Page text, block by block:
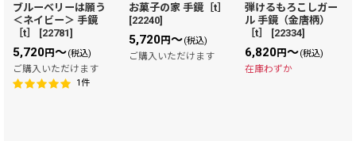
ブルーベリーは願う
＜ネイビー＞ 手鏡
［t］
[22781]
5,720円～(税込)
ご購入いただけます
1件
お菓子の家 手鏡［t］
[22240]
5,720円～(税込)
ご購入いただけます
弾けるもろこしガー
ル 手鏡（金唐柄）
［t］
[22334]
6,820円～(税込)
在庫わずか